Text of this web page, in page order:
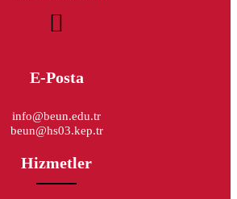
E-Posta
info@beun.edu.tr
beun@hs03.kep.tr
Hizmetler